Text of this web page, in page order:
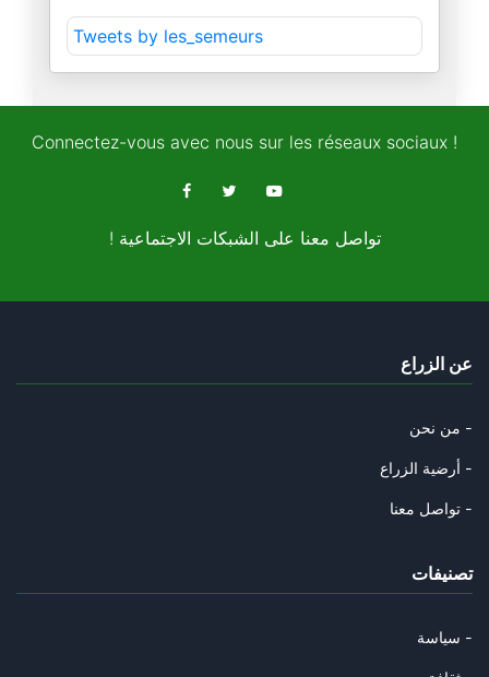
Tweets by les_semeurs
Connectez-vous avec nous sur les réseaux sociaux !
! تواصل معنا على الشبكات الاجتماعية
عن الزراع
من نحن -
أرضية الزراع -
تواصل معنا -
تصنيفات
سياسة -